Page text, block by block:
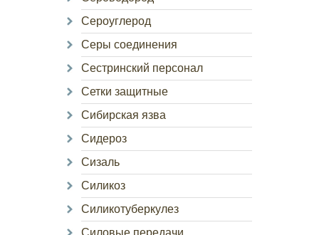
Сероуглерод
Серы соединения
Сестринский персонал
Сетки защитные
Сибирская язва
Сидероз
Сизаль
Силикоз
Силикотуберкулез
Силовые передачи